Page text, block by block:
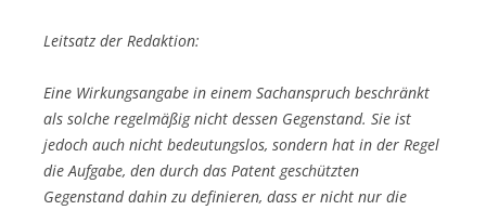
Leitsatz der Redaktion:
Eine Wirkungsangabe in einem Sachanspruch beschränkt
als solche regelmäßig nicht dessen Gegenstand. Sie ist
jedoch auch nicht bedeutungslos, sondern hat in der Regel
die Aufgabe, den durch das Patent geschützten
Gegenstand dahin zu definieren, dass er nicht nur die